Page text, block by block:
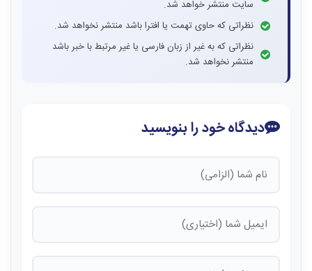
سایت منتشر خواهد شد.
نظراتی که حاوی تهمت یا افترا باشد منتشر نخواهد شد.
نظراتی که به غیر از زبان فارسی یا غیر مرتبط با خبر باشد
منتشر نخواهد شد.
دیدگاه خود را بنویسید